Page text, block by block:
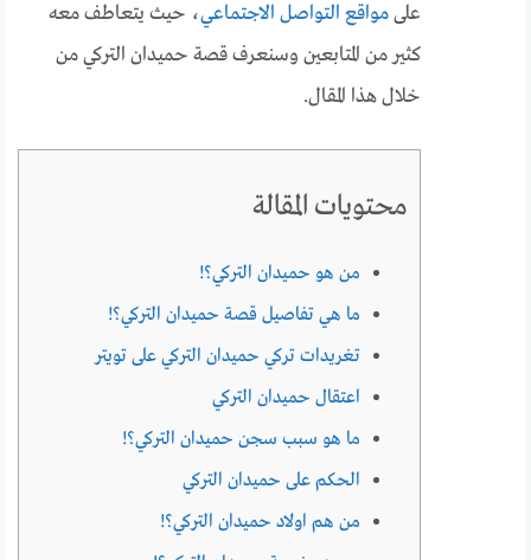
علىمواقع التواصل الاجتماعي، حيث يتعاطف معه
كثير من المتابعين وسنعرف قصة حميدان التركي من
خلال هذا المقال.
محتويات المقالة
من هو حميدان التركي؟!
ما هي تفاصيل قصة حميدان التركي؟!
تغريدات تركي حميدان التركي على تويتر
اعتقال حميدان التركي
ما هو سبب سجن حميدان التركي؟!
الحكم على حميدان التركي
من هم اولاد حميدان التركي؟!